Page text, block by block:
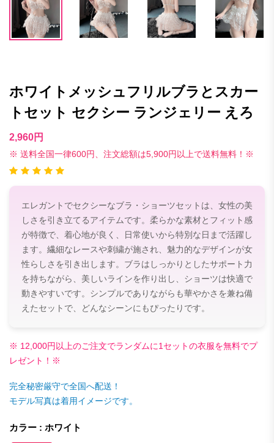
ホワイトメッシュフリルブラとスカー
トセット セクシー ランジェリー えろ
2,960円
※ 送料全国一律600円、注文総額は5,900円以上で送料無料！※
エレガントでセクシーなブラ・ショーツセットは、女性の美
しさを引き立てるアイテムです。柔らかな素材とフィット感
が特徴で、着心地が良く、日常使いから特別な日まで活躍し
ます。繊細なレースや刺繍が施され、魅力的なデザインが女
性らしさを引き出します。ブラはしっかりとしたサポート力
を持ちながら、美しいラインを作り出し、ショーツは快適で
動きやすいです。シンプルでありながらも華やかさを兼ね備
えたセットで、どんなシーンにもぴったりです。
※ 12,000円以上のご注文でランダムに1セットの衣服を無料でプ
レゼント！※
完全秘密厳守で全国へ配送！
モデル写真は着用イメージです。
カラー : ホワイト